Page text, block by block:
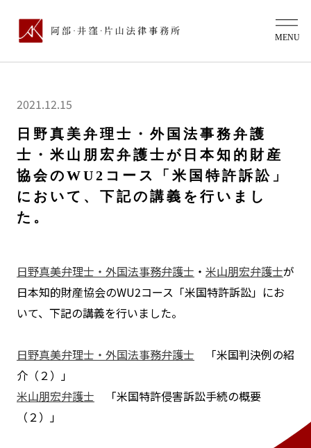
2021.12.15
日野真美弁理士・外国法事務弁護
士・米山朋宏弁護士が日本知的財産
協会のWU2コース「米国特許訴訟」
において、下記の講義を行いまし
た。
日野真美弁理士・外国法事務弁護士 ・ 米山朋宏弁護士が
日本知的財産協会のWU2コース「米国特許訴訟」にお
いて、下記の講義を行いました。
日野真美弁理士・外国法事務弁護士 「米国判決例の紹
介（２）」
米山朋宏弁護士 「米国特許侵害訴訟手続の概要
（２）」